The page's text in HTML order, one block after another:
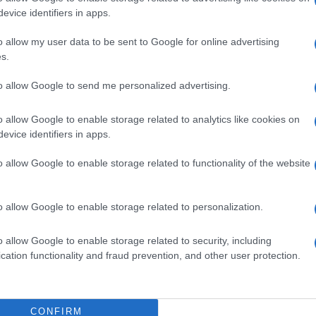
identifiers in apps.
allow my user data to be sent to Google for online advertising
allow Google to send me personalized advertising.
allow Google to enable storage related to analytics like cookies on
identifiers in apps.
allow Google to enable storage related to functionality of the website
allow Google to enable storage related to personalization.
allow Google to enable storage related to security, including
functionality and fraud prevention, and other user protection.
CONFIRM